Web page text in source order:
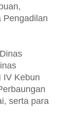
Pengadilan
IV Kebun
serta para